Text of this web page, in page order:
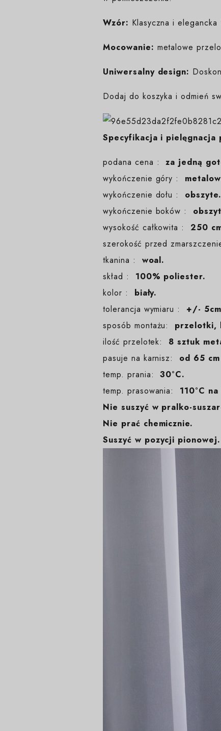
Wzór: Klasyczna i
Mocowanie: metalowe
Uniwersalny design:
Dodaj do koszyka i odmień
Specyfikacja i pielęgnacja
podana cena :za jedną
wykończenie góry :
wykończenie dołu : obszyte.
wykończenie boków :
wysokość całkowita :250
szerokość przed
tkanina : woal.
skład : 100% poliester.
kolor : biały.
tolerancja wymiaru :
+/-
sposób montażu: przelotki,
ilość przelotek:
8 sztuk
pasuje na karnisz: od 65
temp. prania:30°C.
temp. prasowania: 110°C
Nie suszyć w pralko-
Nie prać chemicznie.
Suszyć w pozycji pionowej.